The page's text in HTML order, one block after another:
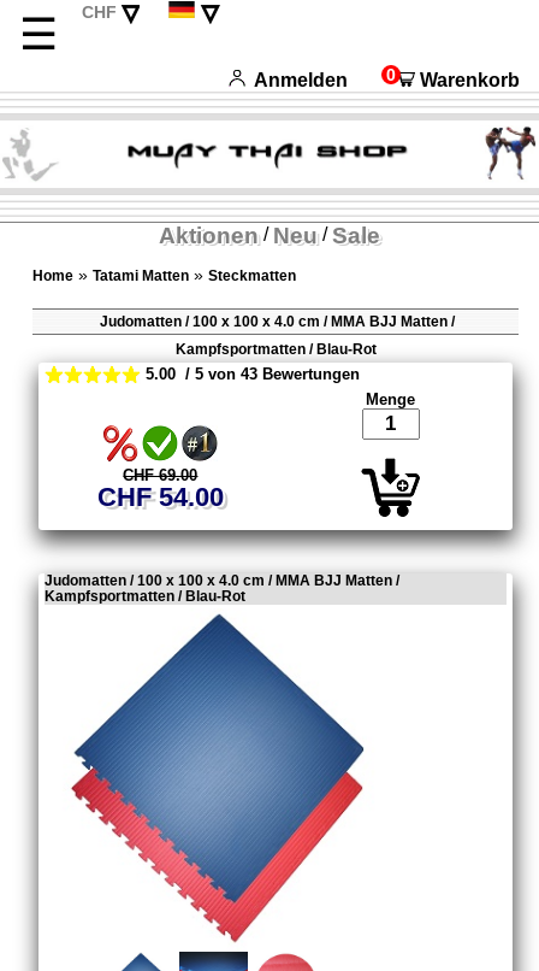
☰ CHF ▿ ▿
Italiano
Español
Anmelden 0 Warenkorb
Aktionen/ Neu/ Sale
Home »Tatami Matten »Steckmatten
Judomatten / 100 x 100 x 4.0 cm / MMA BJJ Matten /
Kampfsportmatten / Blau-Rot
5.00 / 5 von 43 Bewertungen
CHF 69.00
CHF 54.00
Menge
Judomatten / 100 x 100 x 4.0 cm / MMA BJJ Matten /
Kampfsportmatten / Blau-Rot